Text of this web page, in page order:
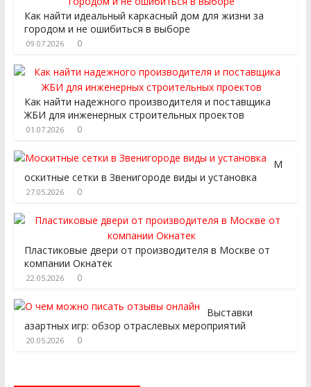
Как найти идеальный каркасный дом для жизни за
городом и не ошибиться в выборе
09.07.2026 0
Как найти надежного производителя и поставщика
ЖБИ для инженерных строительных проектов
01.07.2026 0
М
оскитные сетки в Звенигороде виды и установка
27.05.2026 0
Пластиковые двери от производителя в Москве от
компании Окнатек
22.05.2026 0
Выставки
азартных игр: обзор отраслевых мероприятий
20.05.2026 0